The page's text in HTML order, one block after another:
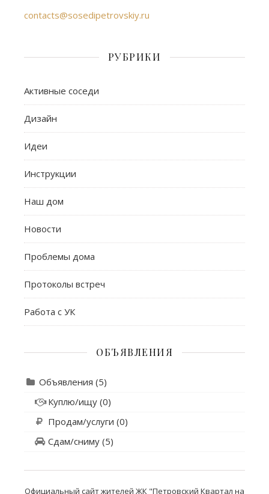
contacts@sosedipetrovskiy.ru
РУБРИКИ
Активные соседи
Дизайн
Идеи
Инструкции
Наш дом
Новости
Проблемы дома
Протоколы встреч
Работа с УК
ОБЪЯВЛЕНИЯ
Объявления (5)
Куплю/ищу (0)
Продам/услуги (0)
Сдам/сниму (5)
Официальный сайт жителей ЖК "Петровский Квартал на